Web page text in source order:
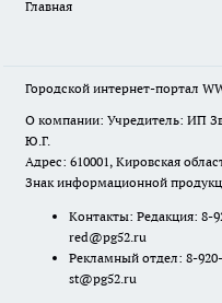
Главная
Городской интернет-портал
О компании: Учредитель: ИП
Ю.Г.
Адрес: 610001, Кировская
Знак информационной
Контакты: Редакция: 8-
red@pg52.ru
Рекламный отдел: 8-
st@pg52.ru